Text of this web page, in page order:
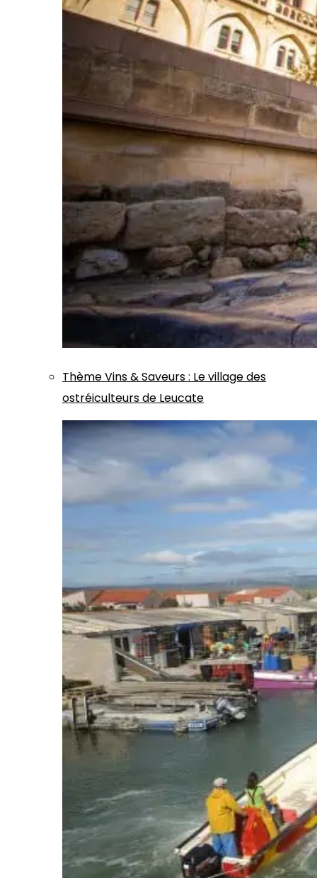
ThèmeVins & Saveurs: Le village des
ostréiculteurs de Leucate